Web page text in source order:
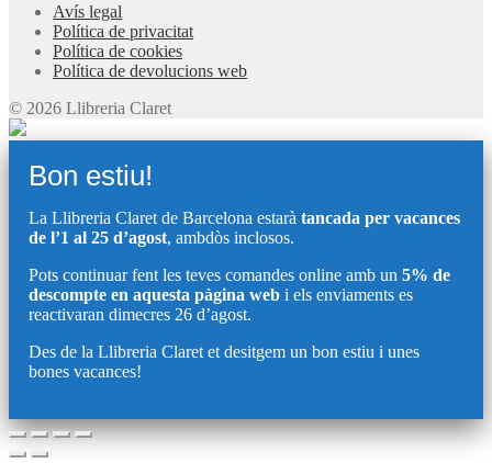
Avís legal
Política de privacitat
Política de cookies
Política de devolucions web
© 2026 Llibreria Claret
Bon estiu!
La Llibreria Claret de Barcelona estarà tancada per vacances
de l’1 al 25 d’agost, ambdòs inclosos.
Pots continuar fent les teves comandes online amb un 5% de
descompte en aquesta pàgina web i els enviaments es
reactivaran dimecres 26 d’agost.
Des de la Llibreria Claret et desitgem un bon estiu i unes
bones vacances!